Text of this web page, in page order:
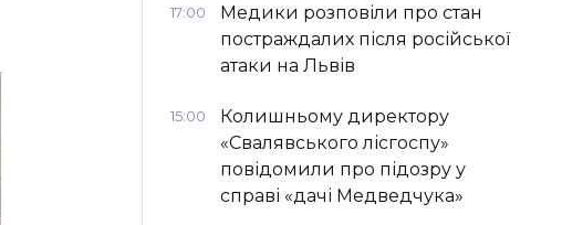
17:00
Медики розповіли про стан
постраждалих після російської
атаки на Львів
15:00
Колишньому директору
«Свалявського лісгоспу»
повідомили про підозру у
справі «дачі Медведчука»